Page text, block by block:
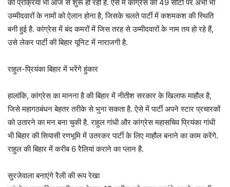
की प्रक्रिया भी आज से शुरू हो रही है. ऐसे में कांग्रेस की 49 सीटों पर अभी भी
उम्मीदवारों के नामों को ऐलान होना है, जिसके चलते पार्टी में कशमकश की स्थिति
बनी हुई है. कांग्रेस में बंद कमरों में जिस तरह से उम्मीदवारों के नाम तय हो रहे हैं,
उसे लेकर पार्टी की बिहार यूनिट में नाराजगी है.
राहुल-प्रियंका बिहार में भरेंगे हुंकार
हालांकि, कांग्रेस का मानना है की बिहार में नीतीश सरकार के खिलाफ माहौल है,
जिसे महागठबंधन बेहतर तरीके से भुना सकता है. ऐसे में पार्टी अपने स्टार प्रचारकों
को उतारने का मन बना चुकी है. राहुल गांधी और कांग्रेस महासचिव प्रियंका गांधी
भी बिहार की सियासी रणभूमि में उतरकर पार्टी के लिए माहौल बनाने का काम करेंगे.
राहुल की बिहार में करीब 6 रैलियां कराने का प्लान है.
सुरजेवाला बनाएंगे रैली की रूप रेखा